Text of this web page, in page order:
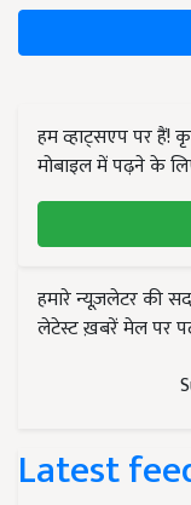
हम व्हाट्सएप पर हैं!
मोबाइल में पढ़ने के
हमारे न्यूज़लेटर की
लेटेस्ट ख़बरें मेल पर
Latest